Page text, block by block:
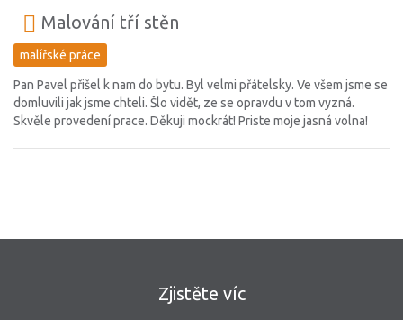
Malování tří stěn
malířské práce
Pan Pavel přišel k nam do bytu. Byl velmi přátelsky. Ve všem jsme se
domluvili jak jsme chteli. Šlo vidět, ze se opravdu v tom vyzná.
Skvěle provedení prace. Děkuji mockrát! Priste moje jasná volna!
Zjistěte víc